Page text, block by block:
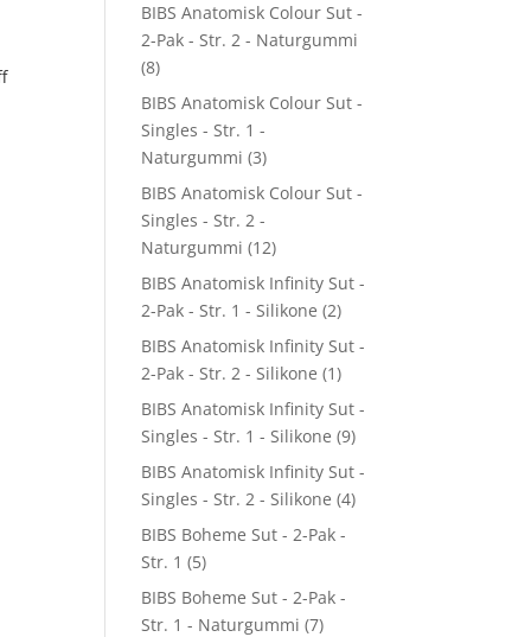
BIBS Anatomisk Colour Sut -
2-Pak - Str. 2 - Naturgummi
(8)
BIBS Anatomisk Colour Sut -
Singles - Str. 1 -
Naturgummi (3)
BIBS Anatomisk Colour Sut -
Singles - Str. 2 -
Naturgummi (12)
BIBS Anatomisk Infinity Sut -
2-Pak - Str. 1 - Silikone (2)
BIBS Anatomisk Infinity Sut -
2-Pak - Str. 2 - Silikone (1)
BIBS Anatomisk Infinity Sut -
Singles - Str. 1 - Silikone (9)
BIBS Anatomisk Infinity Sut -
Singles - Str. 2 - Silikone (4)
BIBS Boheme Sut - 2-Pak -
Str. 1 (5)
BIBS Boheme Sut - 2-Pak -
Str. 1 - Naturgummi (7)